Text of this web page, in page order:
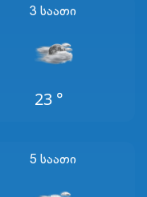
3 Საათი
23 °
5 Საათი